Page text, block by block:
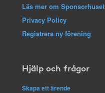
Läs mer om Sponsorhuset
Privacy Policy
Registrera ny förening
Hjälp och frågor
Skapa ett ärende